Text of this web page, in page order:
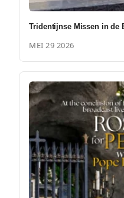
Tridentijnse Missen in de
MEI 29 2026